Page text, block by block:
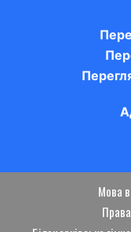
Мова